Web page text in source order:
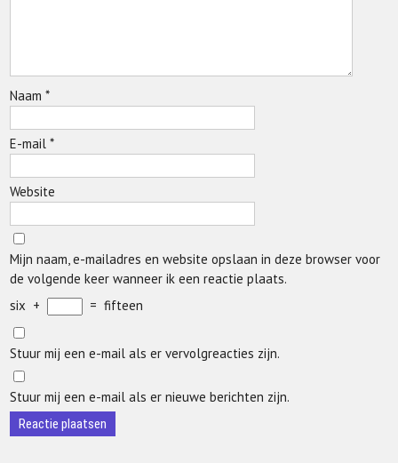
Naam*
E-mail*
Website
Mijn naam, e-mailadres en website opslaan in deze browser voor
de volgende keer wanneer ik een reactie plaats.
six + = fifteen
Stuur mij een e-mail als er vervolgreacties zijn.
Stuur mij een e-mail als er nieuwe berichten zijn.